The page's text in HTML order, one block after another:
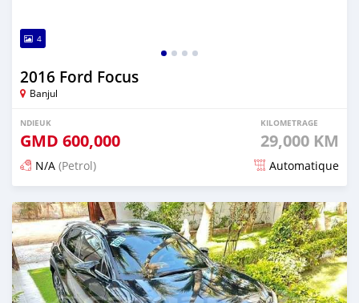
4
2016 Ford Focus
Banjul
NDIEUK
GMD 600,000
KILOMETRAGE
29,000 KM
N/A (Petrol) Automatique
Dougal na niou ko depuis 25 days